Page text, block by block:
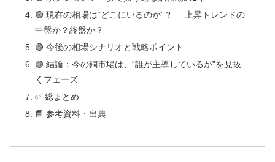
🟢 現在の相場は“どこにいるのか”？──上昇トレンドの
中盤か？終盤か？
🟢 今後の相場シナリオと戦略ポイント
🟢 結論：今の銅市場は、“誰が主導しているか”を見抜
くフェーズ
✅ 総まとめ
📘 参考資料・出典